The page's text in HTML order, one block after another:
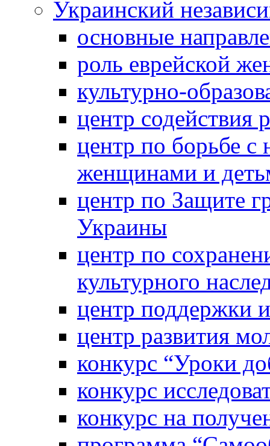
Украинский
основные
роль еврейской
культурно-
центр содействия
центр по борьбе с
женщинами и
центр по Защите
Украины
центр по
культурного
центр поддержки
центр развития
конкурс “Уроки
конкурс
конкурс на